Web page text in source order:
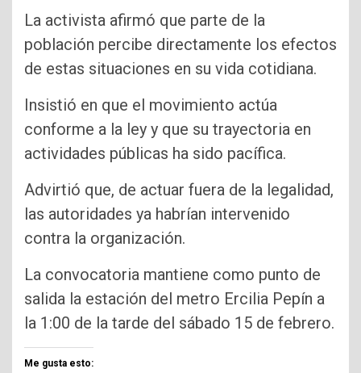
La activista afirmó que parte de la
población percibe directamente los efectos
de estas situaciones en su vida cotidiana.
Insistió en que el movimiento actúa
conforme a la ley y que su trayectoria en
actividades públicas ha sido pacífica.
Advirtió que, de actuar fuera de la legalidad,
las autoridades ya habrían intervenido
contra la organización.
La convocatoria mantiene como punto de
salida la estación del metro Ercilia Pepín a
la 1:00 de la tarde del sábado 15 de febrero.
Me gusta esto: